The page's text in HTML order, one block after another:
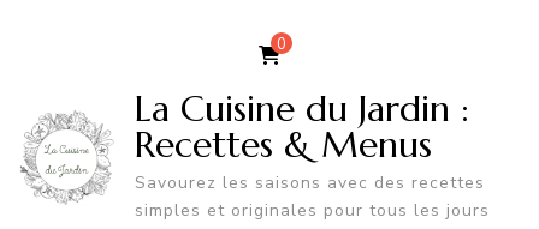
0
La Cuisine du Jardin :
Recettes & Menus
Savourez les saisons avec des recettes
simples et originales pour tous les jours